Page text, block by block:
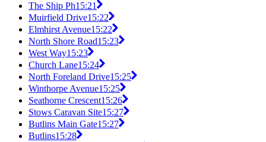
The Ship Ph15:21
Muirfield Drive15:22
Elmhirst Avenue15:22
North Shore Road15:23
West Way15:23
Church Lane15:24
North Foreland Drive15:25
Winthorpe Avenue15:25
Seathorne Crescent15:26
Stows Caravan Site15:27
Butlins Main Gate15:27
Butlins15:28